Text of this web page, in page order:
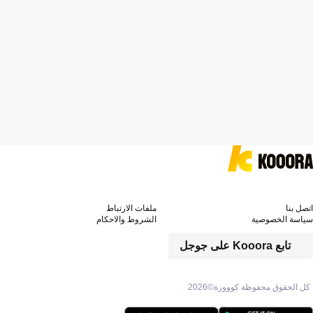
كل الحقوق محفوظة كووورة©2026
تابع Kooora على جوجل
اتصل بنا
ملفات الارتباط
سياسة الخصوصية
الشروط والاحكام